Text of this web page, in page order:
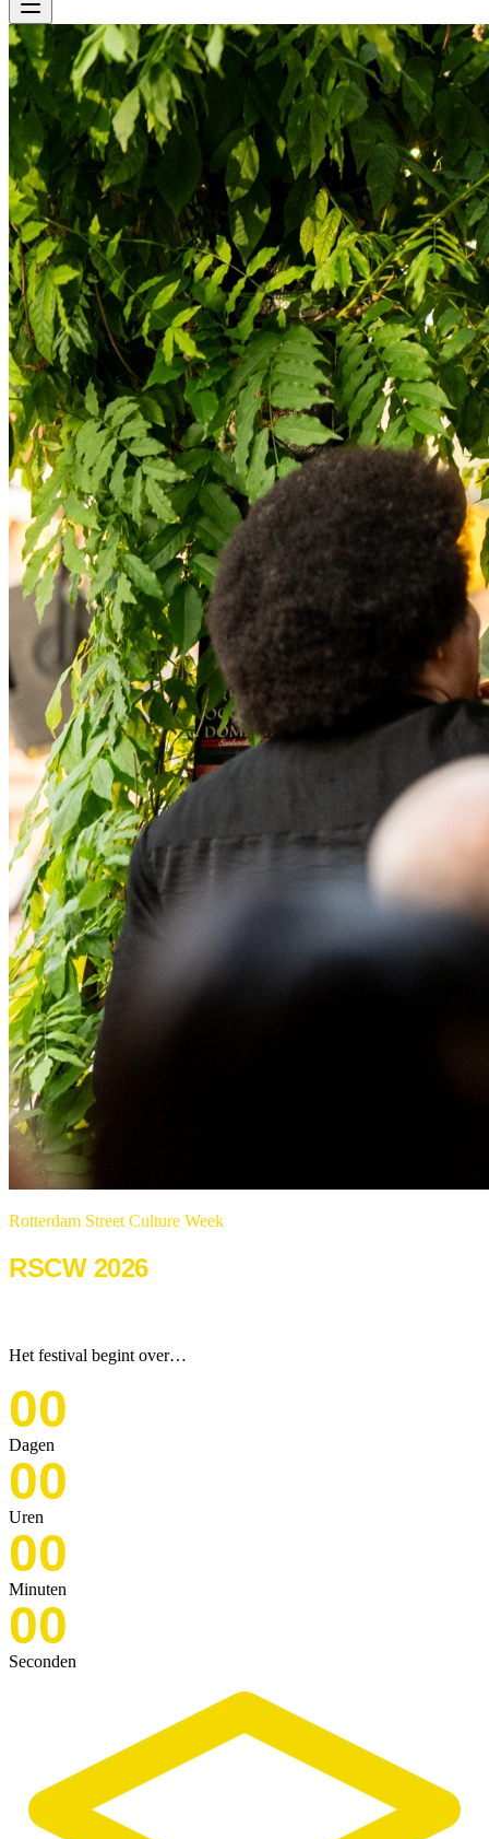
Rotterdam Street Culture Week
RSCW 2026
Het festival begint over…
00
Dagen
00
Uren
00
Minuten
00
Seconden